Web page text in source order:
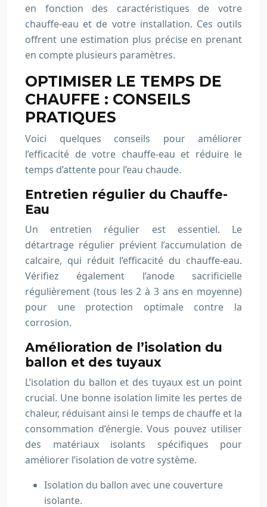
en fonction des caractéristiques de votre
chauffe-eau et de votre installation. Ces outils
offrent une estimation plus précise en prenant
en compte plusieurs paramètres.
OPTIMISER LE TEMPS DE
CHAUFFE : CONSEILS
PRATIQUES
Voici quelques conseils pour améliorer
l’efficacité de votre chauffe-eau et réduire le
temps d’attente pour l’eau chaude.
Entretien régulier du Chauffe-
Eau
Un entretien régulier est essentiel. Le
détartrage régulier prévient l’accumulation de
calcaire, qui réduit l’efficacité du chauffe-eau.
Vérifiez également l’anode sacrificielle
régulièrement (tous les 2 à 3 ans en moyenne)
pour une protection optimale contre la
corrosion.
Amélioration de l’isolation du
ballon et des tuyaux
L’isolation du ballon et des tuyaux est un point
crucial. Une bonne isolation limite les pertes de
chaleur, réduisant ainsi le temps de chauffe et la
consommation d’énergie. Vous pouvez utiliser
des matériaux isolants spécifiques pour
améliorer l’isolation de votre système.
Isolation du ballon avec une couverture
isolante.